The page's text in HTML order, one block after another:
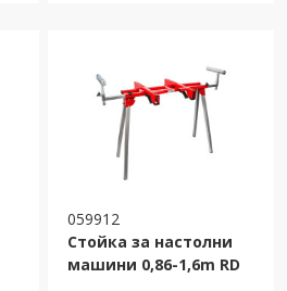
059912
Стойка за настолни
машини 0,86-1,6m RD